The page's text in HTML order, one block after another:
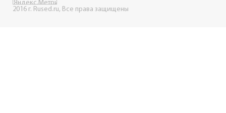
2016 г. Rused.ru, Все права защищены